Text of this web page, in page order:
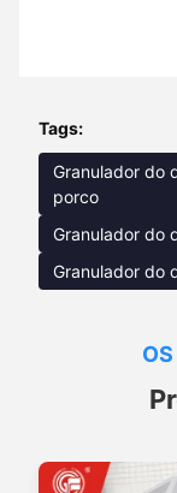
Tags:
Granulador do
porco
Granulador do
Granulador do